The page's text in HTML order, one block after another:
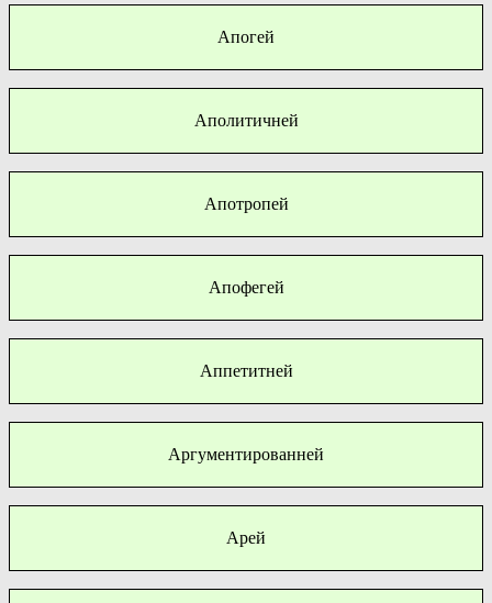
Апогей
Аполитичней
Апотропей
Апофегей
Аппетитней
Аргументированней
Арей